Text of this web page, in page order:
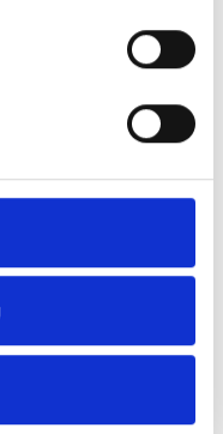
din for
(også
at